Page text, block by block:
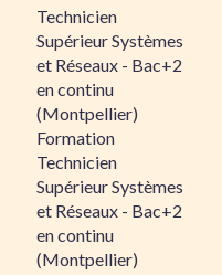
Technicien
Supérieur Systèmes
et Réseaux - Bac+2
en continu
(Montpellier)
Formation
Technicien
Supérieur Systèmes
et Réseaux - Bac+2
en continu
(Montpellier)